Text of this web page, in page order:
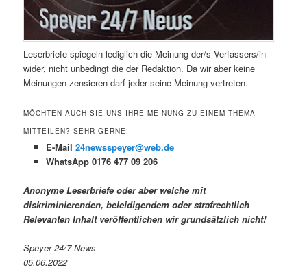
Leserbriefe spiegeln lediglich die Meinung der/s Verfassers/in
wider, nicht unbedingt die der Redaktion. Da wir aber keine
Meinungen zensieren darf jeder seine Meinung vertreten.
MÖCHTEN AUCH SIE UNS IHRE MEINUNG ZU EINEM THEMA
MITTEILEN? SEHR GERNE:
E-Mail 24newsspeyer@web.de
WhatsApp 0176 477 09 206
Anonyme Leserbriefe oder aber welche mit
diskriminierenden, beleidigendem oder strafrechtlich
Relevanten Inhalt veröffentlichen wir grundsätzlich nicht!
Speyer 24/7 News
05.06.2022